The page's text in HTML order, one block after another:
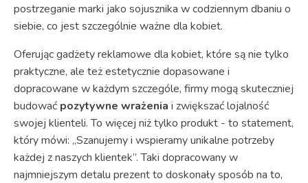
postrzeganie marki jako sojusznika w codziennym dbaniu o
siebie, co jest szczególnie ważne dla kobiet.
Oferując gadżety reklamowe dla kobiet, które są nie tylko
praktyczne, ale też estetycznie dopasowane i
dopracowane w każdym szczególe, firmy mogą skuteczniej
budować pozytywne wrażenia i zwiększać lojalność
swojej klienteli. To więcej niż tylko produkt - to statement,
który mówi: „Szanujemy i wspieramy unikalne potrzeby
każdej z naszych klientek”. Taki dopracowany w
najmniejszym detalu prezent to doskonały sposób na to,